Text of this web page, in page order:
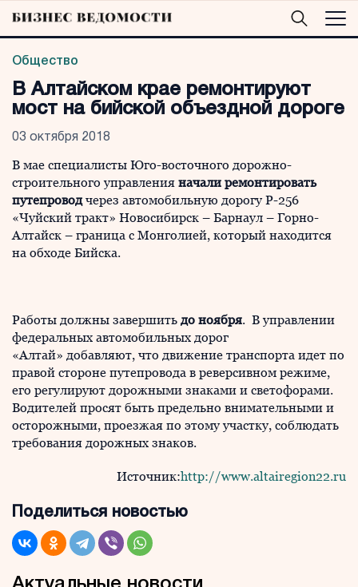
Общество
В Алтайском крае ремонтируют
мост на бийской объездной дороге
03 октября 2018
В мае специалисты Юго-восточного дорожно-
строительного управления начали ремонтировать
путепроводчерез автомобильную дорогу Р-256
«Чуйский тракт» Новосибирск – Барнаул – Горно-
Алтайск – граница с Монголией, который находится
на обходе Бийска.
Работы должны завершить до ноября. В управлении
федеральных автомобильных дорог
«Алтай» добавляют, что движение транспорта идет по
правой стороне путепровода в реверсивном режиме,
его регулируют дорожными знаками и светофорами.
Водителей просят быть предельно внимательными и
осторожными, проезжая по этому участку, соблюдать
требования дорожных знаков.
Источник:http://www.altairegion22.ru
Поделиться новостью